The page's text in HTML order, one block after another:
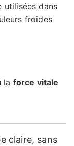
utilisées dans
froides
la force vitale
claire, sans